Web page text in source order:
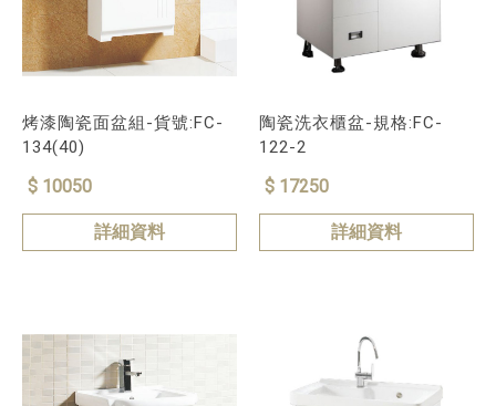
烤漆陶瓷面盆組-貨號:FC-
134(40)
$ 10050
詳細資料
陶瓷洗衣櫃盆-規格:FC-
122-2
$ 17250
詳細資料